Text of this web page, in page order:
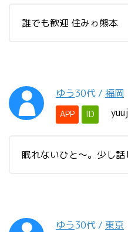
誰でも歓迎 住みゎ熊本
ゆう30代 / 福岡
APP ID
眠れないひと〜。少し話
ゆう30代 / 東京